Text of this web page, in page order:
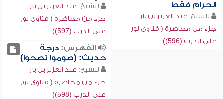
الحرام فقط
للشيخ: عبد العزيز بن باز
جزء من محاضرة ( فتاوى نور
على الدرب (596))
للشيخ: عبد العزيز بن باز
جزء من محاضرة ( فتاوى نور
على الدرب (597))
الفهرس:درجة
حديث: (صوموا تصحوا)
للشيخ: عبد العزيز بن باز
جزء من محاضرة ( فتاوى نور
على الدرب (598))